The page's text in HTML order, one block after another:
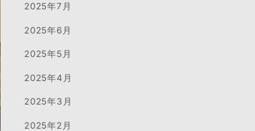
2025年7月
2025年6月
2025年5月
2025年4月
2025年3月
2025年2月